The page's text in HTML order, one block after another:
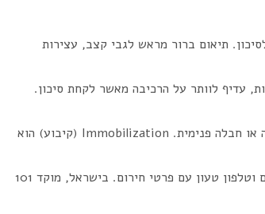
תיאום ברור מראש לגבי קצב, עצירות
עדיף לוותר על הרכיבה מאשר לקחת סיכון.
במקרה של פציעה, חשוב לעצור מיד, להרחיק מהשטח המסוכן, ולבדוק אם הפוגע סובל משבר, נקיעה או חבלה פנימית. Immobilization (קיבוע) הוא
אני ממליץ להחזיק בתיק הרכיבה ציוד עזרה ראשונה בסיסי: תחבושות, קיבועים זמניים, חסם עורקים וטלפון טעון עם פרטי חירום. בישראל, מוקד 101